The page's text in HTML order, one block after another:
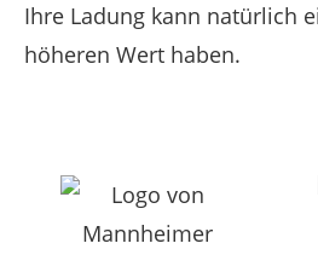
Ihre Ladung kann natürlich
höheren Wert haben.